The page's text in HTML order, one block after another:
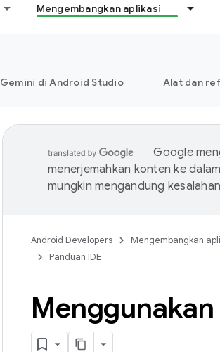
Mengembangkan aplikasi
Gemini di Android Studio Alat dan
Google
menerjemahkan konten ke
mungkin mengandung
Android Developers Mengembangkan
Panduan IDE